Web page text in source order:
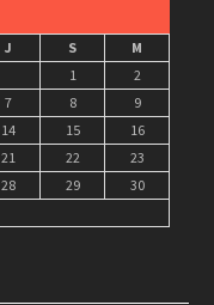
J S
M
1
2
7 8
9
14 15
16
21 22
23
28 29
30